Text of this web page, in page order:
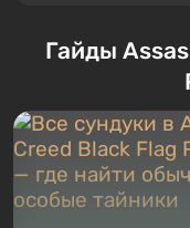
сразу трех
Тревора и
Жанр и...
Гайды